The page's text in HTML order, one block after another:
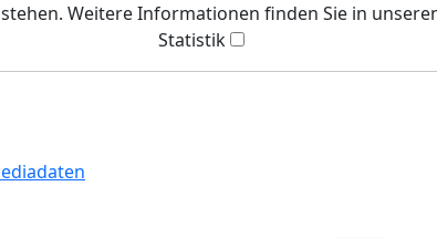
Weitere Informationen finden Sie in
Statistik